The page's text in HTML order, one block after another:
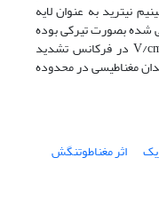
نیترید به عنوان لایه
شده بصورت تیرکی بوده
و دارای ضریب مغناطوالکتریک V/cm.Oe 5850 در فرکانس تشدید
میدان مغناطیسی در محدوده
اثر مغناطوتنگش